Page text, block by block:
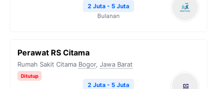
2 Juta - 5 Juta
Bulanan
Perawat RS Citama
Rumah Sakit Citama Bogor, Jawa Barat
Ditutup
2 Juta - 5 Juta